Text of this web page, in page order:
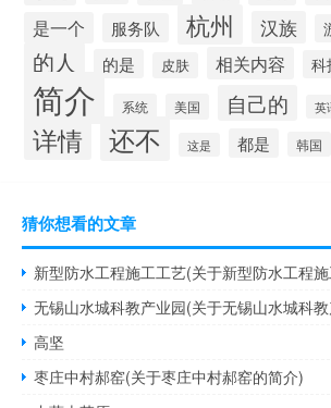
是一个 服务队 杭州 汉族
的人 的是 皮肤 相关内容 科
简介 系统 美国 自己的 英
详情 还不 这是 都是 韩国
猜你想看的文章
新型防水工程施工工艺(关于新型防水工程
无锡山水城科教产业园(关于无锡山水城科
高坚
枣庄中村郝窑(关于枣庄中村郝窑的简介)